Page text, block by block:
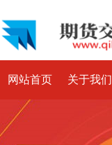
网站首页 关于我们